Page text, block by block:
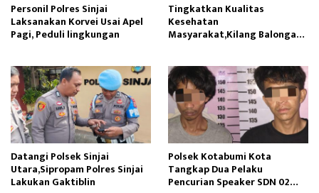
Personil Polres Sinjai
Laksanakan Korvei Usai Apel
Pagi, Peduli lingkungan
Tingkatkan Kualitas
Kesehatan
Masyarakat,Kilang Balongan
Datangi Polsek Sinjai
Utara,Sipropam Polres Sinjai
Lakukan Gaktiblin
Polsek Kotabumi Kota
Tangkap Dua Pelaku
Pencurian Speaker SDN 02